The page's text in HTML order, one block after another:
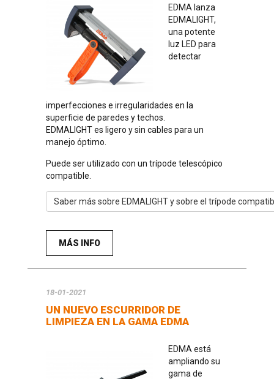
EDMA lanza
EDMALIGHT,
una potente
luz LED para
detectar
imperfecciones e irregularidades en la
superficie de paredes y techos.
EDMALIGHT es ligero y sin cables para un
manejo óptimo.
Puede ser utilizado con un trípode telescópico
compatible.
Saber más sobre EDMALIGHT y sobre el trípode
MÁS INFO
18-01-2021
UN NUEVO ESCURRIDOR DE
LIMPIEZA EN LA GAMA EDMA
EDMA está
ampliando su
gama de